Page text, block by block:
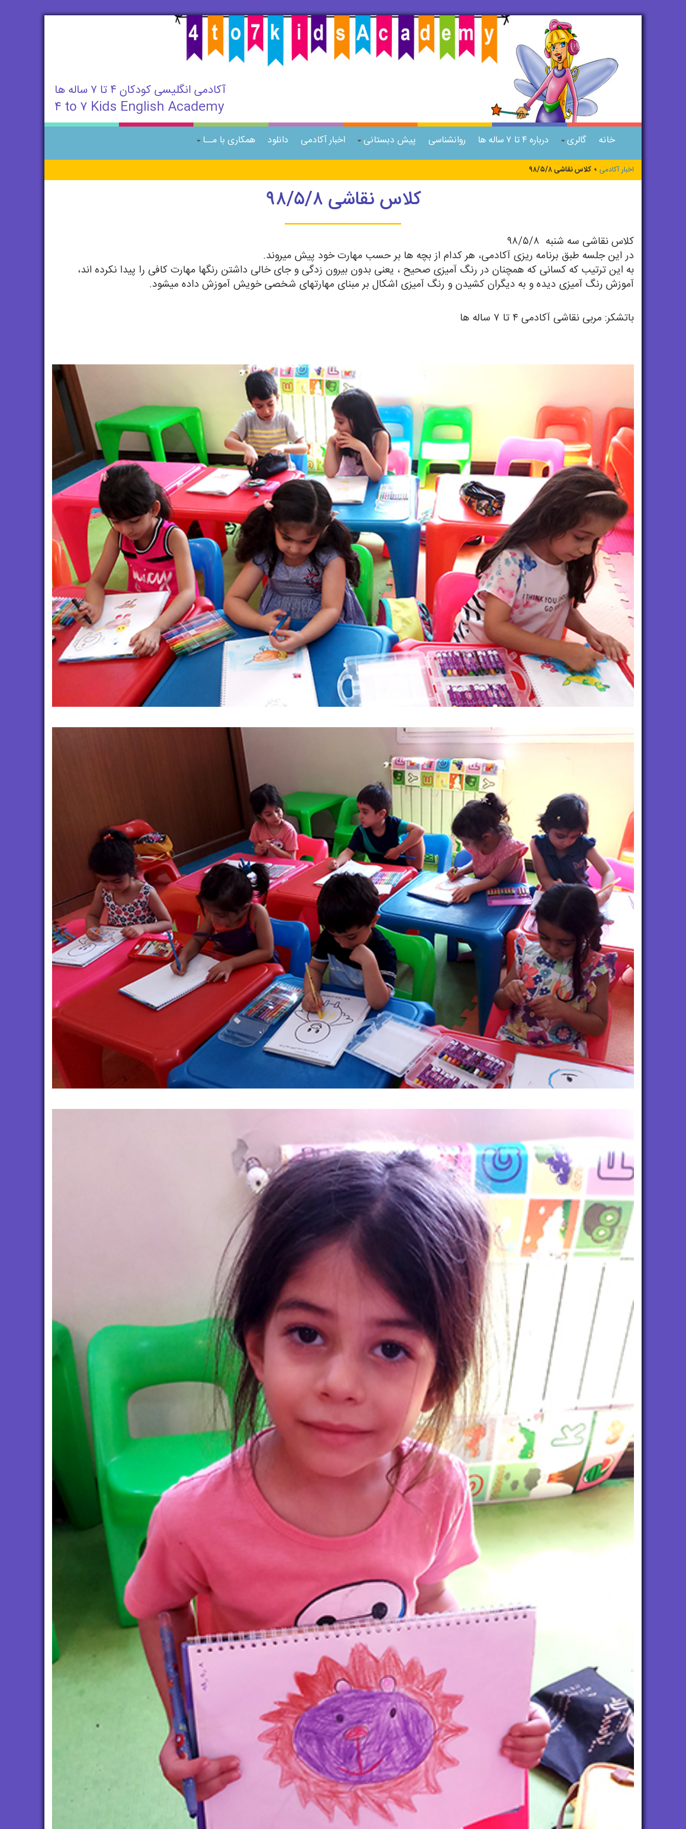
آکادمی انگلیسی کودکان ۴ تا ۷ ساله ها
۴ to ۷ Kids English Academy
خانه گالری درباره ۴ تا ۷ ساله ها روانشناسی پیش دبستانی اخبار آکادمی دانلود همکاری با مــا
اخبار آکادمی کلاس نقاشی ۹۸/۵/۸
کلاس نقاشی ۹۸/۵/۸
کلاس نقاشی سه شنبه ۹۸/۵/۸
در این جلسه طبق برنامه ریزی آکادمی، هر کدام از بچه ها بر حسب مهارت خود پیش میروند.
به این ترتیب که کسانی که همچنان در رنگ آمیزی صحیح ، یعنی بدون بیرون زدگی و جای خالی داشتن رنگها مهارت کافی را پیدا نکرده اند،
آموزش رنگ آمیزی دیده و به دیگران کشیدن و رنگ آمیزی اشکال بر مبنای مهارتهای شخصی خویش آموزش داده میشود.
باتشکر: مربی نقاشی آکادمی ۴ تا ۷ ساله ها